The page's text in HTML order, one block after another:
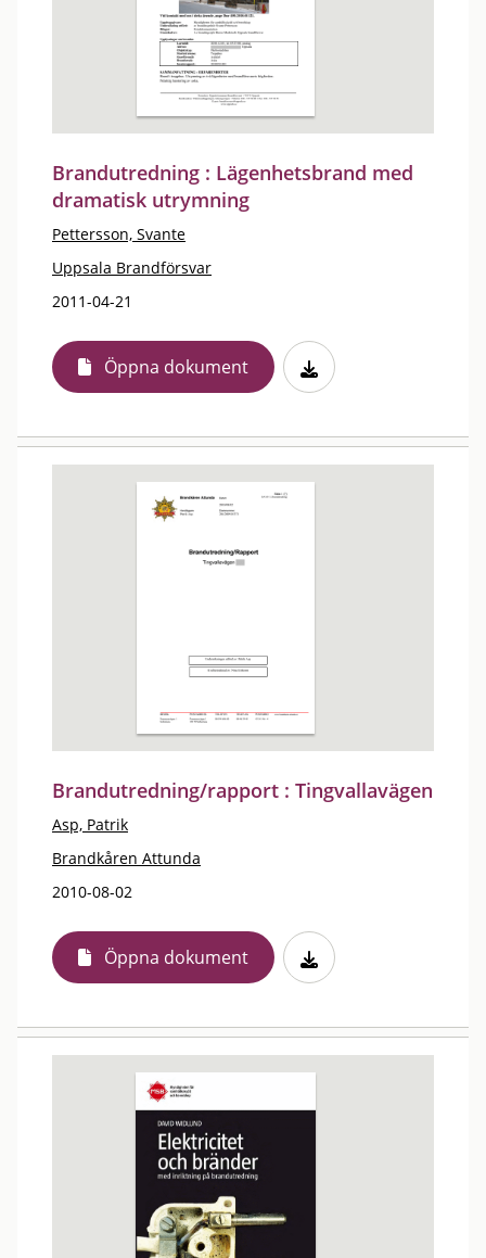
Brandutredning : Lägenhetsbrand med
dramatisk utrymning
Pettersson, Svante
Uppsala Brandförsvar
2011-04-21
Öppna dokument
Brandutredning/rapport : Tingvallavägen
Asp, Patrik
Brandkåren Attunda
2010-08-02
Öppna dokument